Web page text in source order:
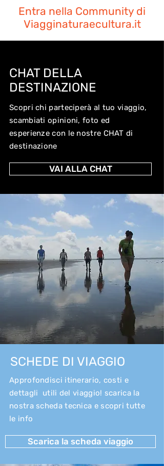
Entra nella Community di
Viagginaturaecultura.it
CHAT DELLA
DESTINAZIONE
Scopri chi parteciperà al tuo viaggio,
scambiati opinioni, foto ed
esperienze con le nostre CHAT di
destinazione
VAI ALLA CHAT
SCHEDE DI VIAGGIO
Approfondisci itinerario, costi e
dettagli utili del viaggio! scarica la
nostra scheda tecnica e scopri tutte
le info
Scarica la scheda viaggio